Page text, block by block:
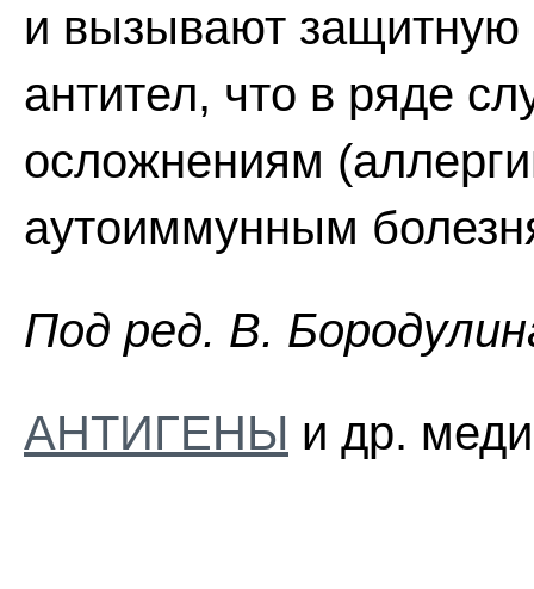
и вызывают защитную
антител, что в ряде
осложнениям
аутоиммунным
Пoд peд. B.
АНТИГЕНЫ и др.